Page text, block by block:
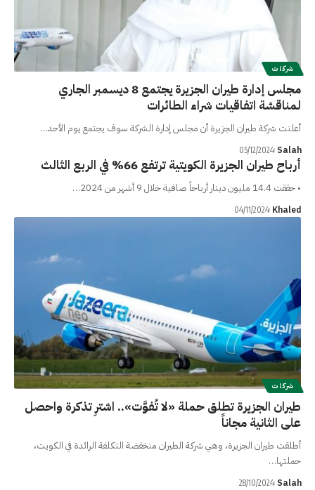
شركات
مجلس إدارة طيران الجزيرة يجتمع 8 ديسمبر الجاري
لمناقشة اتفاقيات شراء الطائرات
أعلنت شركة طيران الجزيرة أن مجلس إدارة الشركة سوف يجتمع يوم الأحد…
Salah
05/12/2024
أرباح طيران الجزيرة الكويتية ترتفع 66% في الربع الثالث
• حققت 14.4 مليون دينار أرباحاً صافية خلال 9 أشهر من 2024…
Khaled
04/11/2024
شركات
طيران الجزيرة تطلق حملة «لا تُفوَّت».. اشترِ تذكرة واحصل
على الثانية مجاناً
أطلقت طيران الجزيرة، وهي شركة الطيران منخفضة التكلفة الرائدة في الكويت،
حملتها…
Salah
28/10/2024